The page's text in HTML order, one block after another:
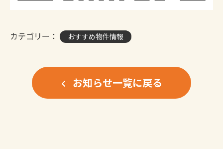
カテゴリー： おすすめ物件情報
お知らせ一覧に戻る